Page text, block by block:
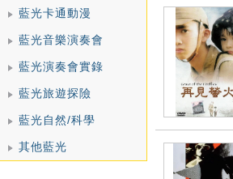
藍光卡通動漫
藍光音樂演奏會
藍光演奏會實錄
藍光旅遊探險
藍光自然/科學
其他藍光